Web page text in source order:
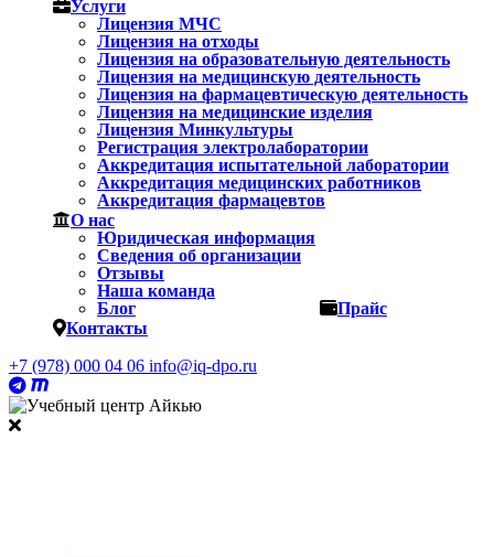
Услуги
Лицензия МЧС
Лицензия на отходы
Лицензия на образовательную деятельность
Лицензия на медицинскую деятельность
Лицензия на фармацевтическую деятельность
Лицензия на медицинские изделия
Лицензия Минкультуры
Регистрация электролаборатории
Аккредитация испытательной лаборатории
Аккредитация медицинских работников
Аккредитация фармацевтов
О нас
Юридическая информация
Сведения об организации
Отзывы
Наша команда
Блог
Прайс
Контакты
+7 (978) 000 04 06 info@iq-dpo.ru